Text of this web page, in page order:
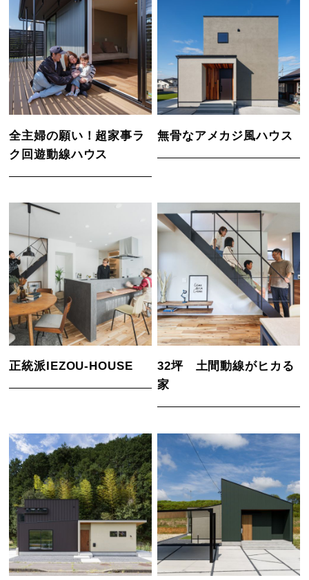
全主婦の願い！超家事ラ
ク回遊動線ハウス
無骨なアメカジ風ハウス
正統派IEZOU-HOUSE
32坪 土間動線がヒカる
家